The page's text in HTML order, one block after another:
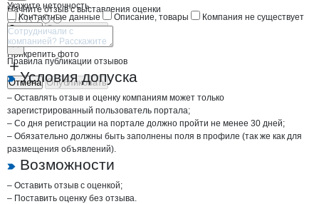
Начните отзыв с выставления оценки
Прикрепить фото
Отмена Опубликовать
Укажите неточность
Контактные данные
Описание, товары Компания не существует
Отмена Опубликовать
Правила публикации отзывов
Условия допуска
– Оставлять отзыв и оценку компаниям может только
зарегистрированный пользователь портала;
– Со дня регистрации на портале должно пройти не менее 30 дней;
– Обязательно должны быть заполнены поля в профиле (так же как для
размещения объявлений).
Возможности
– Оставить отзыв с оценкой;
– Поставить оценку без отзыва.